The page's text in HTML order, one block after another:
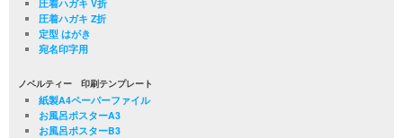
圧着ハガキ V折
圧着ハガキ Z折
定型 はがき
宛名印字用
ノベルティー 印刷テンプレート
紙製A4ペーパーファイル
お風呂ポスターA3
お風呂ポスターB3